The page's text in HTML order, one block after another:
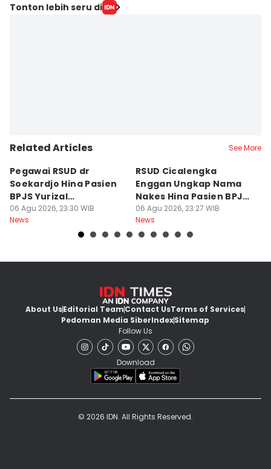
Tonton lebih seru di
Related Articles See More
Pegawai RSUD dr
Soekardjo Hina Pasien
BPJS Yurizal
Mengundurkan Diri
06 Agu 2026, 23:30 WIB
News
RSUD Cicalengka
Enggan Ungkap Nama
Nakes Hina Pasien BPJS
Yurizal
06 Agu 2026, 23:27 WIB
News
About UsEditorial TeamContact UsTerms of Services
Pedoman Media SiberIndexSitemap
Follow Us
Download
© 2026 IDN. All Rights Reserved.